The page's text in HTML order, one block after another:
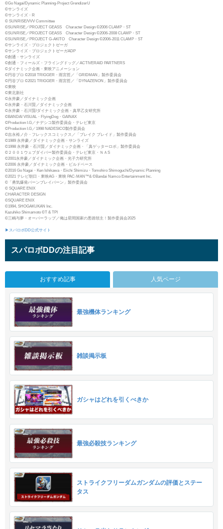
©Go Nagai/Dynamic Planning-Project GrendizerU
©サンライズ
©サンライズ・R
© SUNRISE/VVV Committee
©SUNRISE／PROJECT GEASS Character Design ©2006 CLAMP・ST
©SUNRISE／PROJECT GEASS Character Design ©2006-2008 CLAMP・ST
©SUNRISE／PROJECT G-AKITO Character Design ©2006-2011 CLAMP・ST
©サンライズ・プロジェクトゼーガ
©サンライズ・プロジェクトゼーガADP
©創通・サンライズ
©創通・フィールズ・フライングドッグ／ACTIVERAID PARTNERS
©ダイナミック企画・東映アニメーション
©円谷プロ ©2018 TRIGGER・雨宮哲／「GRIDMAN」製作委員会
©円谷プロ ©2021 TRIGGER・雨宮哲／「DYNAZENON」製作委員会
©東映
©東北新社
©永井豪／ダイナミック企画
©永井豪・石川賢／ダイナミック企画
©永井豪・石川賢/ダイナミック企画・真早乙女研究所
©BANDAI VISUAL・FlyingDog・GAINAX
©Production I.G／ナデシコ製作委員会・テレビ東京
©Production I.G／1998 NADESICO製作委員会
©吉永裕ノ介・フレックスコミックス／「ブレイク ブレイド」製作委員会
©1989 永井豪／ダイナミック企画・サンライズ
©1998 永井豪・石川賢／ダイナミック企画・「真ゲッターロボ」製作委員会
©２００１ウェブダイバー製作委員会・テレビ東京・ＮＡS
©2001永井豪／ダイナミック企画・光子力研究所
©2006 永井豪／ダイナミック企画・ビルドベース
©2016 Go Nagai・Ken Ishikawa・Eiichi Shimizu・Tomohiro Shimoguchi/Dynamic Planning
©2021 テレビ朝日・東映AG・東映 PAC-MAN™& ©Bandai Namco Entertainment Inc.
©「勇気爆発バーンブレイバーン」製作委員会
© SQUARE ENIX
CHARACTER DESIGN
©SQUARE ENIX
©1994, SHOGAKUKAN Inc.
Kazuhiko Shimamoto ©T & TPI
©三嶋与夢・オーバーラップ／俺は星間国家の悪徳領主！製作委員会2025
▶スパロボDD公式サイト
スパロボDDの注目記事
おすすめ記事 人気ページ
最強機体ランキング
雑談掲示板
ガシャはどれを引くべきか
最強必殺技ランキング
ストライクフリーダムガンダムの評価とステー
タス